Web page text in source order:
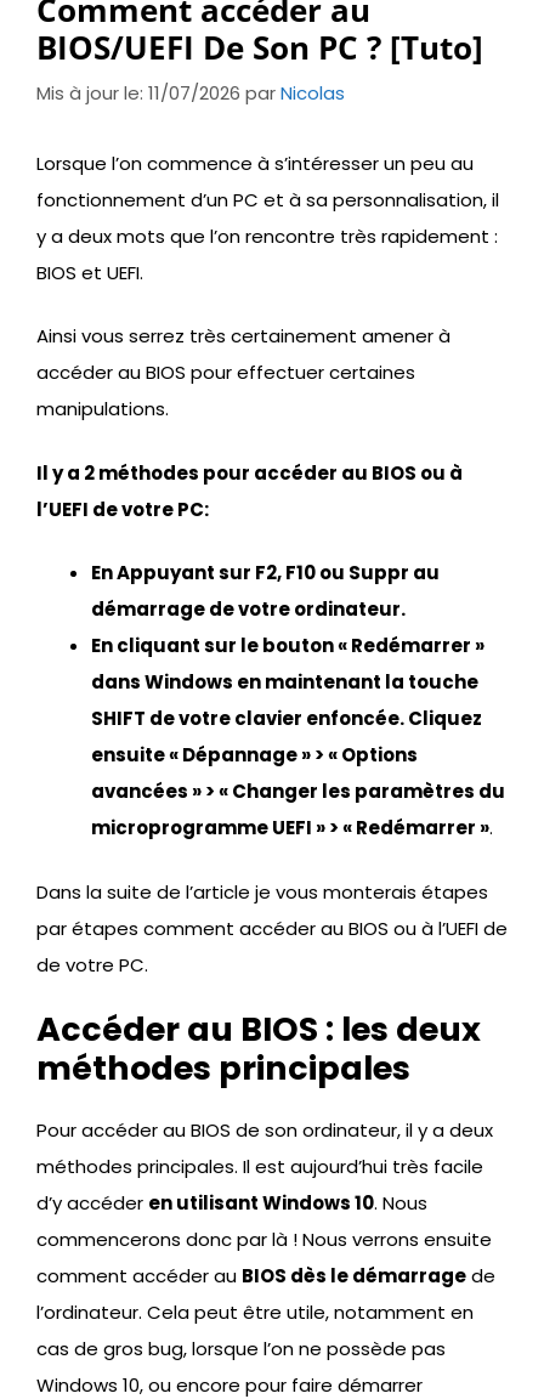
Comment accéder au
BIOS/UEFI De Son PC ? [Tuto]
Mis à jour le: 11/07/2026 parNicolas
Lorsque l’on commence à s’intéresser un peu au
fonctionnement d’un PC et à sa personnalisation, il
y a deux mots que l’on rencontre très rapidement :
BIOS et UEFI.
Ainsi vous serrez très certainement amener à
accéder au BIOS pour effectuer certaines
manipulations.
Il y a 2 méthodes pour accéder au BIOS ou à
l’UEFI de votre PC:
En Appuyant sur F2, F10 ou Suppr au
démarrage de votre ordinateur.
En cliquant sur le bouton « Redémarrer »
dans Windows en maintenant la touche
SHIFT de votre clavier enfoncée. Cliquez
ensuite « Dépannage » > « Options
avancées » > « Changer les paramètres du
microprogramme UEFI » > « Redémarrer ».
Dans la suite de l’article je vous monterais étapes
par étapes comment accéder au BIOS ou à l’UEFI de
de votre PC.
Accéder au BIOS : les deux
méthodes principales
Pour accéder au BIOS de son ordinateur, il y a deux
méthodes principales. Il est aujourd’hui très facile
d’y accéder en utilisant Windows 10. Nous
commencerons donc par là ! Nous verrons ensuite
comment accéder au BIOS dès le démarragede
l’ordinateur. Cela peut être utile, notamment en
cas de gros bug, lorsque l’on ne possède pas
Windows 10, ou encore pour faire démarrer